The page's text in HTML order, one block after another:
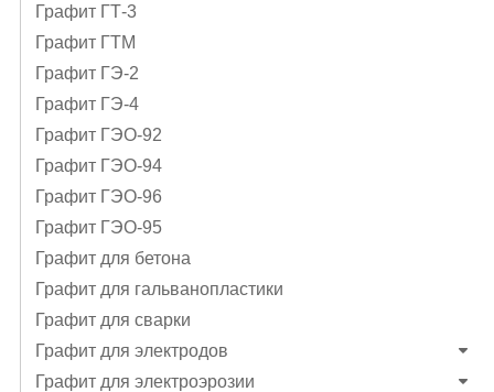
Графит ГТ-3
Графит ГТМ
Графит ГЭ-2
Графит ГЭ-4
Графит ГЭO-92
Графит ГЭO-94
Графит ГЭO-96
Графит ГЭО-95
Графит для бетона
Графит для гальванопластики
Графит для сварки
Графит для электродов
Графит для электроэрозии